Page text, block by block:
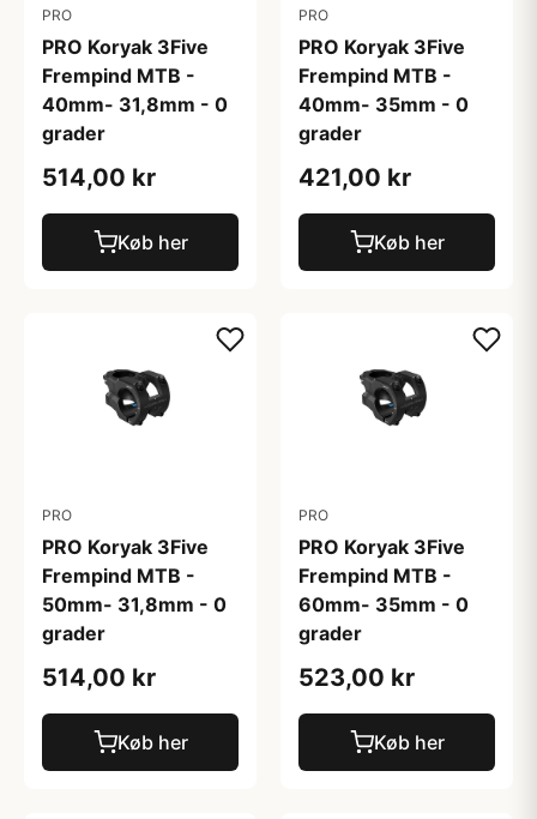
PRO
PRO Koryak 3Five
Frempind MTB -
40mm- 31,8mm - 0
grader
514,00 kr
Køb her
PRO
PRO Koryak 3Five
Frempind MTB -
40mm- 35mm - 0
grader
421,00 kr
Køb her
PRO
PRO Koryak 3Five
Frempind MTB -
50mm- 31,8mm - 0
grader
514,00 kr
Køb her
PRO
PRO Koryak 3Five
Frempind MTB -
60mm- 35mm - 0
grader
523,00 kr
Køb her